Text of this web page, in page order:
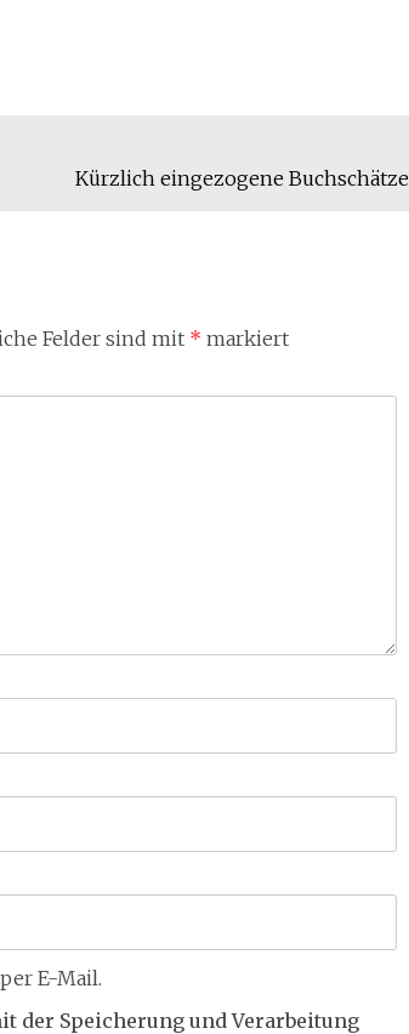
Kürzlich eingezogene Buchschätze
Felder sind mit * markiert
E-Mail.
der Speicherung und Verarbeitung